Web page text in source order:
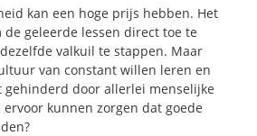
kan een hoge prijs hebben. Het
geleerde lessen direct toe te
valkuil te stappen. Maar
van constant willen leren en
gehinderd door allerlei menselijke
kunnen zorgen dat goede